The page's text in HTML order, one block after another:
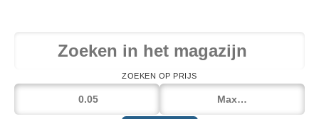
ZOEKEN OP PRIJS